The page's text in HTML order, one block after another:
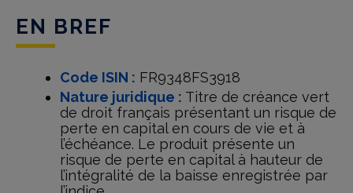
EN BREF
Code ISIN : FR9348FS3918
Nature juridique : Titre de créance vert
de droit français présentant un risque de
perte en capital en cours de vie et à
l’échéance. Le produit présente un
risque de perte en capital à hauteur de
l’intégralité de la baisse enregistrée par